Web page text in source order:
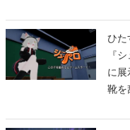
ひた
『
に
靴を
も